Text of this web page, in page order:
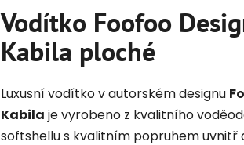
Vodítko Foofoo
Kabila ploché
Luxusní vodítko v autorském designu
Kabila je vyrobeno z kvalitního
softshellu s kvalitním popruhem uvnitř